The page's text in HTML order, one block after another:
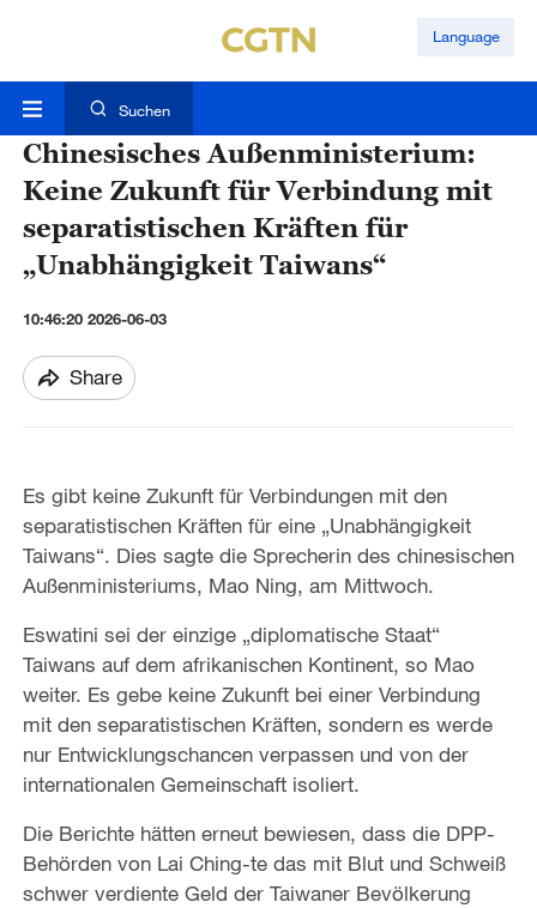
Language
Suchen
Chinesisches Außenministerium:
Keine Zukunft für Verbindung mit
separatistischen Kräften für
„Unabhängigkeit Taiwans“
10:46:20 2026-06-03
Share
Es gibt keine Zukunft für Verbindungen mit den
separatistischen Kräften für eine „Unabhängigkeit
Taiwans“. Dies sagte die Sprecherin des chinesischen
Außenministeriums, Mao Ning, am Mittwoch.
Eswatini sei der einzige „diplomatische Staat“
Taiwans auf dem afrikanischen Kontinent, so Mao
weiter. Es gebe keine Zukunft bei einer Verbindung
mit den separatistischen Kräften, sondern es werde
nur Entwicklungschancen verpassen und von der
internationalen Gemeinschaft isoliert.
Die Berichte hätten erneut bewiesen, dass die DPP-
Behörden von Lai Ching-te das mit Blut und Schweiß
schwer verdiente Geld der Taiwaner Bevölkerung